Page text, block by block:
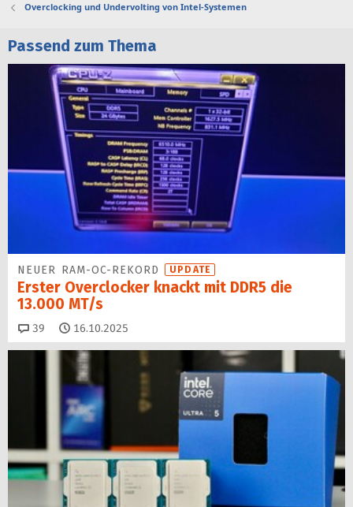
Overclocking und Undervolting von Intel-Systemen
Passend zum Thema
NEUER RAM-OC-REKORD UPDATE
Erster Overclocker knackt mit DDR5 die
13.000 MT/s
39 Kommentare
16.10.2025